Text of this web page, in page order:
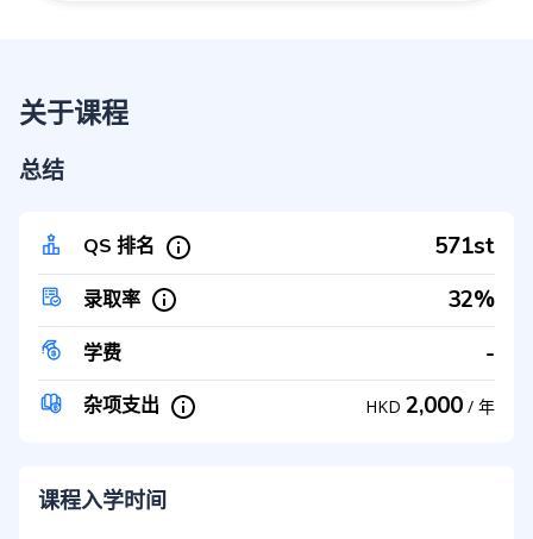
关于课程
总结
QS 排名 571st
录取率 32%
学费 -
杂项支出 HKD 2,000 / 年
课程入学时间